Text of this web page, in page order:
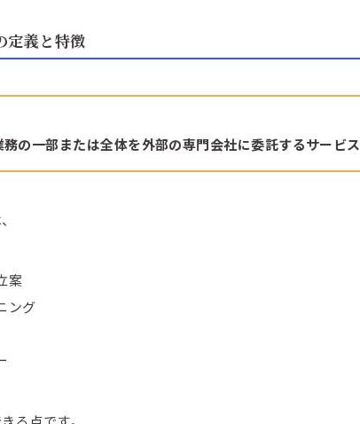
定義と特徴
の一部または全体を外部の専門会社に委託するサービス
案
ング